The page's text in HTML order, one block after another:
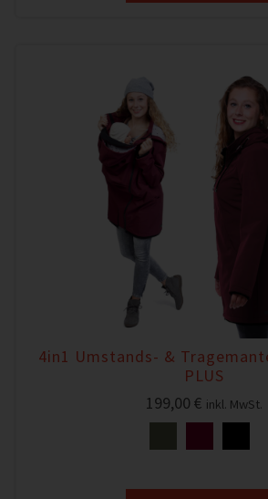
4in1 Umstands- &
PLUS
199,00 € inkl. MwSt.